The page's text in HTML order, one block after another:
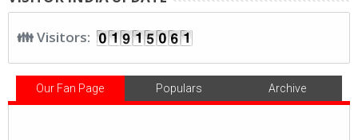
👪 Visitors:
Our Fan Page Populars Archive